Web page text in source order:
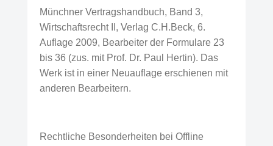
Münchner Vertragshandbuch, Band 3,
Wirtschaftsrecht II, Verlag C.H.Beck, 6.
Auflage 2009, Bearbeiter der Formulare 23
bis 36 (zus. mit Prof. Dr. Paul Hertin). Das
Werk ist in einer Neuauflage erschienen mit
anderen Bearbeitern.
Rechtliche Besonderheiten bei Offline